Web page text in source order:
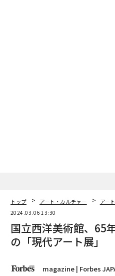
トップ アート・カルチャー アート
2024.03.06 13:30
国立西洋美術館、65
の「現代アート展」
magazine | Forbes